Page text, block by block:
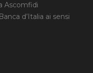
Ascomfidi
d’Italia ai sensi